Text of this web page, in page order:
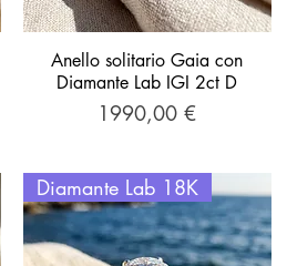
Vista rapida
Anello solitario Gaia con
Diamante Lab IGI 2ct D
Prezzo
1990,00 €
Diamante Lab 18K